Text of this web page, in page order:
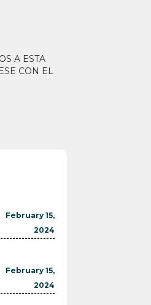
A ESTA
CON EL
February 15,
2024
February 15,
2024